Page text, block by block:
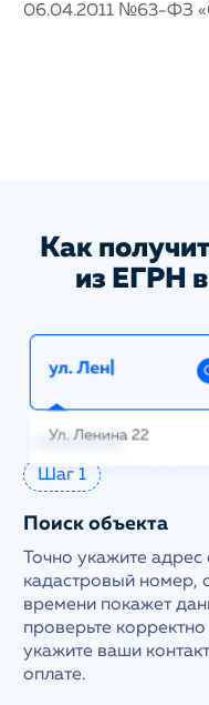
06.04.2011 №63-ФЗ
Как
из ЕГРН
Шаг 1
Поиск объекта
Точно укажите
кадастровый номер,
времени покажет
проверьте
укажите ваши
оплате.